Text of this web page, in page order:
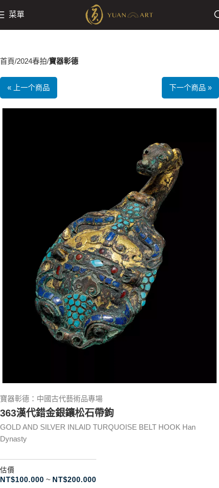
菜單
首頁 2024春拍 寶器彰德
« 上一个商品 下一个商品 »
寶器彰德：中國古代藝術品專場
363漢代錯金銀鑲松石帶鉤
GOLD AND SILVER INLAID TURQUOISE BELT HOOK Han
Dynasty
估價
NT$100.000 ~ NT$200.000